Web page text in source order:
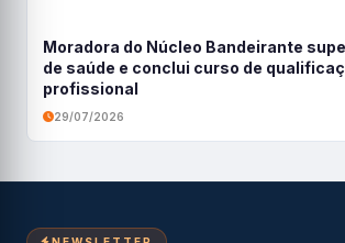
Moradora do Núcleo Bandeirante
de saúde e conclui curso de
profissional
29/07/2026